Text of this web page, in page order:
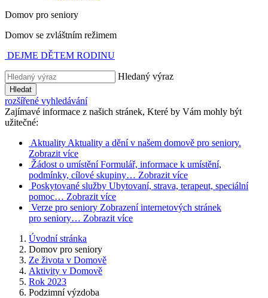
Domov pro seniory
Domov se zvláštním režimem
DEJME DĚTEM RODINU
Hledaný výraz
Hledat
rozšířené vyhledávání
Zajímavé informace z našich stránek, Které by Vám mohly být
užitečné:
Aktuality Aktuality a dění v našem domově pro seniory.
Zobrazit více
Žádost o umístění Formulář, informace k umístění,
podmínky, cílové skupiny… Zobrazit více
Poskytované služby Ubytovaní, strava, terapeut, speciální
pomoc… Zobrazit více
Verze pro seniory Zobrazení internetových stránek
pro seniory… Zobrazit více
Úvodní stránka
Domov pro seniory
Ze života v Domově
Aktivity v Domově
Rok 2023
Podzimní výzdoba